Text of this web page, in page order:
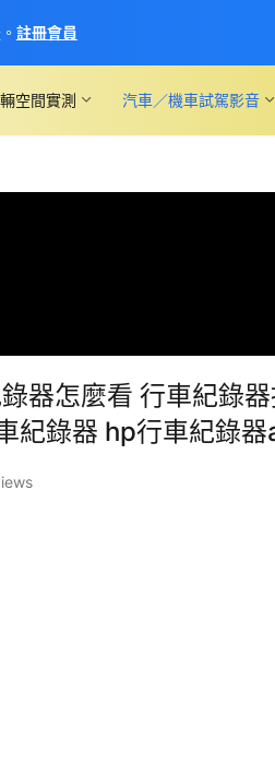
空間實測 汽車／機車試駕影音
器怎麼看 行車紀錄器
紀錄器 hp行車紀錄
註冊會員